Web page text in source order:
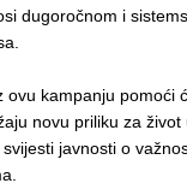
dugoročnom i
ovu kampanju pomoći
novu priliku za
javnosti o